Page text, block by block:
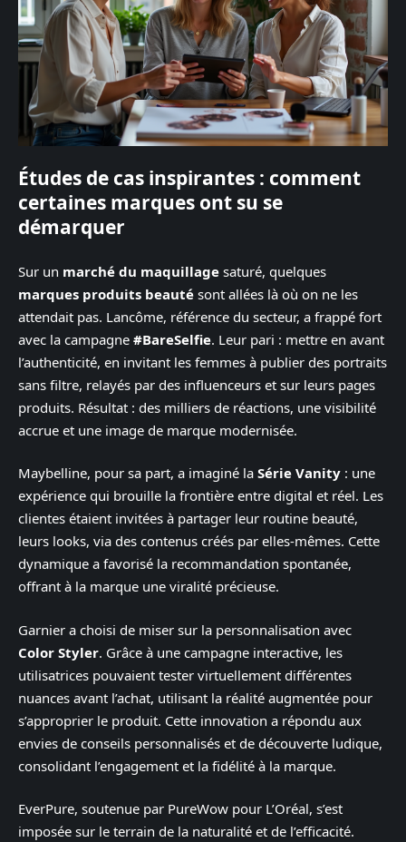
Études de cas inspirantes : comment
certaines marques ont su se
démarquer
Sur un marché du maquillage saturé, quelques
marques produits beauté sont allées là où on ne les
attendait pas. Lancôme, référence du secteur, a frappé fort
avec la campagne #BareSelfie. Leur pari : mettre en avant
l’authenticité, en invitant les femmes à publier des portraits
sans filtre, relayés par des influenceurs et sur leurs pages
produits. Résultat : des milliers de réactions, une visibilité
accrue et une image de marque modernisée.
Maybelline, pour sa part, a imaginé la Série Vanity : une
expérience qui brouille la frontière entre digital et réel. Les
clientes étaient invitées à partager leur routine beauté,
leurs looks, via des contenus créés par elles-mêmes. Cette
dynamique a favorisé la recommandation spontanée,
offrant à la marque une viralité précieuse.
Garnier a choisi de miser sur la personnalisation avec
Color Styler. Grâce à une campagne interactive, les
utilisatrices pouvaient tester virtuellement différentes
nuances avant l’achat, utilisant la réalité augmentée pour
s’approprier le produit. Cette innovation a répondu aux
envies de conseils personnalisés et de découverte ludique,
consolidant l’engagement et la fidélité à la marque.
EverPure, soutenue par PureWow pour L’Oréal, s’est
imposée sur le terrain de la naturalité et de l’efficacité.